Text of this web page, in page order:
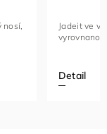
nosí,
Detail
Jadeit ve